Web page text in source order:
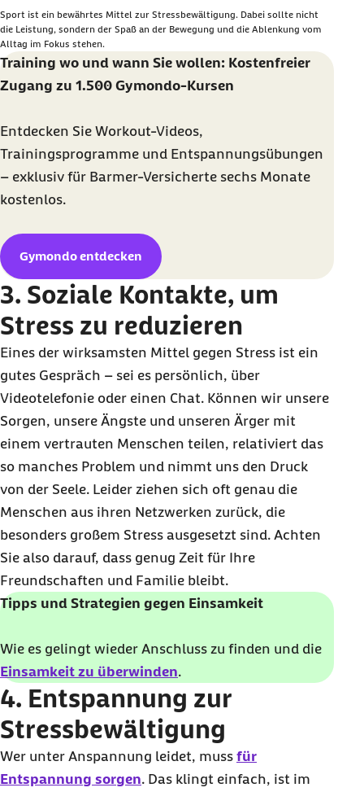
Sport ist ein bewährtes Mittel zur Stressbewältigung. Dabei sollte nicht
die Leistung, sondern der Spaß an der Bewegung und die Ablenkung vom
Alltag im Fokus stehen.
Training wo und wann Sie wollen: Kostenfreier
Zugang zu 1.500 Gymondo-Kursen
Entdecken Sie Workout-Videos,
Trainingsprogramme und Entspannungsübungen
– exklusiv für Barmer-Versicherte sechs Monate
kostenlos.
Gymondo entdecken
3. Soziale Kontakte, um
Stress zu reduzieren
Eines der wirksamsten Mittel gegen Stress ist ein
gutes Gespräch – sei es persönlich, über
Videotelefonie oder einen Chat. Können wir unsere
Sorgen, unsere Ängste und unseren Ärger mit
einem vertrauten Menschen teilen, relativiert das
so manches Problem und nimmt uns den Druck
von der Seele. Leider ziehen sich oft genau die
Menschen aus ihren Netzwerken zurück, die
besonders großem Stress ausgesetzt sind. Achten
Sie also darauf, dass genug Zeit für Ihre
Freundschaften und Familie bleibt.
Tipps und Strategien gegen Einsamkeit
Wie es gelingt wieder Anschluss zu finden und die
Einsamkeit zu überwinden.
4. Entspannung zur
Stressbewältigung
Wer unter Anspannung leidet, muss für
Entspannung sorgen. Das klingt einfach, ist im